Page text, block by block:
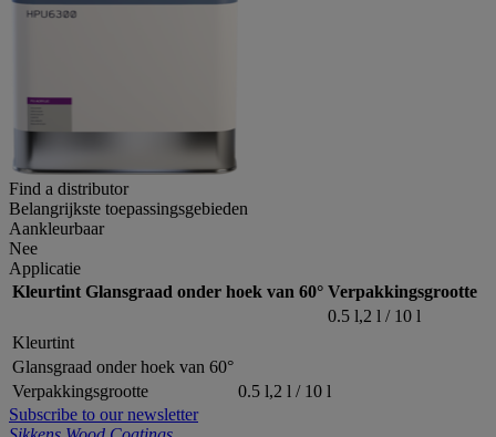
Find a distributor
Belangrijkste toepassingsgebieden
Aankleurbaar
Nee
Applicatie
Kleurtint Glansgraad onder hoek van 60° Verpakkingsgrootte
0.5 l,2 l / 10 l
Kleurtint
Glansgraad onder hoek van 60°
Verpakkingsgrootte
0.5 l,2 l / 10 l
Subscribe to our newsletter